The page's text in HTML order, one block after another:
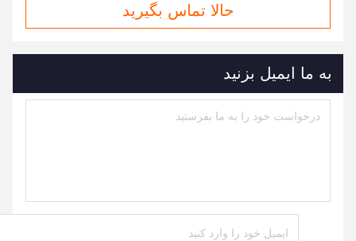
حالا تماس بگیرید
به ما ایمیل بزنید